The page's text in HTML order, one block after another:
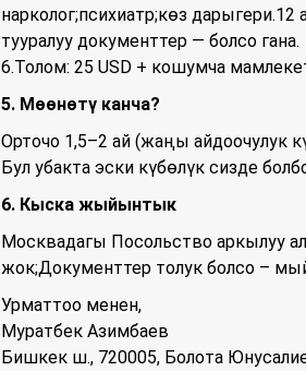
нарколог;психиатр;көз
тууралуу документтер — болсо гана.
6.Толом: 25 USD + кошумча
5. Мөөнөтү канча?
Орточо 1,5–2 ай (жаңы айдоочулук
Бул убакта эски күбөлүк сизде
6. Кыска жыйынтык
Москвадагы Посольство аркылуу
жок;Документтер толук болсо –
Урматтоо менен,
Муратбек Азимбаев
Бишкек ш., 720005, Болота